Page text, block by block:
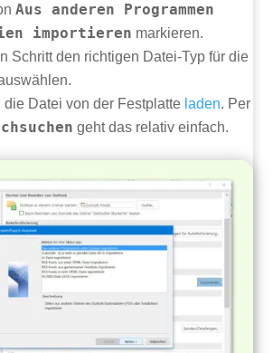
Aus anderen Programmen
importieren markieren.
Schritt den richtigen Datei-Typ für die
die Datei von der Festplatte laden. Per
geht das relativ einfach.